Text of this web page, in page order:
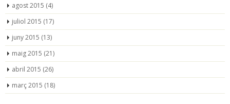
agost 2015 (4)
juliol 2015 (17)
juny 2015 (13)
maig 2015 (21)
abril 2015 (26)
març 2015 (18)